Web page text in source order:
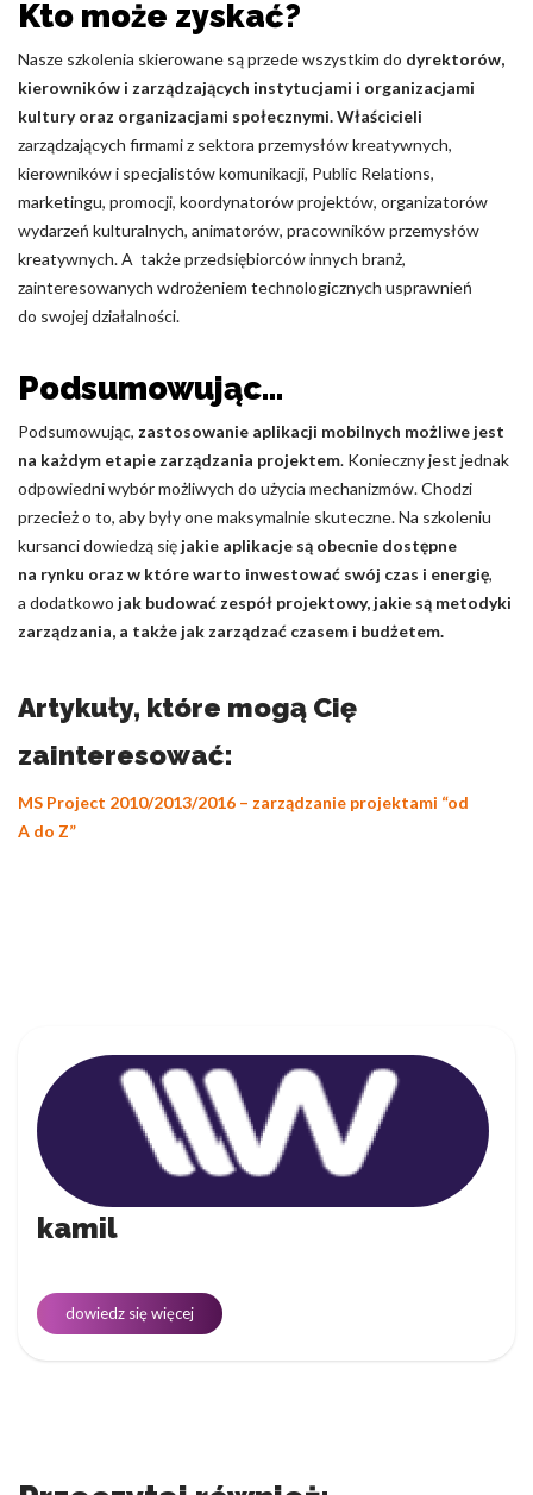
Kto może zyskać?
Nasze szkolenia skierowane są przede wszystkim do dyrektorów,
kierowników i zarządzających instytucjami i organizacjami
kultury oraz organizacjami społecznymi.Właścicieli
zarządzających firmami z sektora przemysłów kreatywnych,
kierowników i specjalistów komunikacji, Public Relations,
marketingu, promocji, koordynatorów projektów, organizatorów
wydarzeń kulturalnych, animatorów, pracowników przemysłów
kreatywnych. A także przedsiębiorców innych branż,
zainteresowanych wdrożeniem technologicznych usprawnień
do swojej działalności.
Podsumowując…
Podsumowując, zastosowanie aplikacji mobilnych możliwe jest
na każdym etapie zarządzania projektem. Konieczny jest jednak
odpowiedni wybór możliwych do użycia mechanizmów. Chodzi
przecież o to, aby były one maksymalnie skuteczne. Na szkoleniu
kursanci dowiedzą się jakie aplikacje są obecnie dostępne
na rynku oraz w które warto inwestować swój czas i energię,
a dodatkowo jak budować zespół projektowy, jakie są metodyki
zarządzania, a także jak zarządzać czasem i budżetem.
Artykuły, które mogą Cię
zainteresować:
MS Project 2010/2013/2016 – zarządzanie projektami “od
A do Z”
kamil
dowiedz się więcej